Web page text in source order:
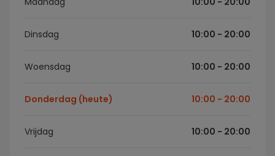
Dinsdag 10:00 - 20:00
Woensdag 10:00 - 20:00
Donderdag (heute) 10:00 - 20:00
Vrijdag 10:00 - 20:00